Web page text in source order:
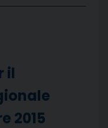
il
2015